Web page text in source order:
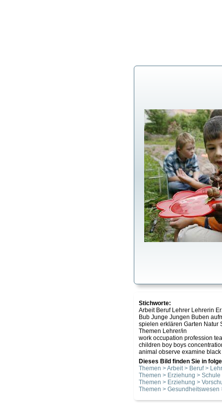
Stichworte:
Arbeit Beruf Lehrer Lehrerin
Bub Junge Jungen Buben
spielen erklären Garten Natur
Themen Lehrer/in
work occupation profession
children boy boys
animal observe examine
Dieses Bild finden Sie in
Themen > Arbeit > Beruf >
Themen > Erziehung > Schule
Themen > Erziehung >
Themen > Gesundheitswesen